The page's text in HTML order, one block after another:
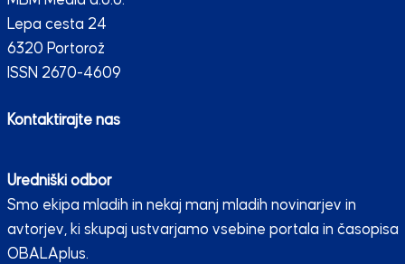
Lepa cesta 24
6320 Portorož
ISSN 2670-4609
Kontaktirajte nas
Uredniški odbor
Smo ekipa mladih in nekaj manj mladih novinarjev in
avtorjev, ki skupaj ustvarjamo vsebine portala in časopisa
OBALAplus.